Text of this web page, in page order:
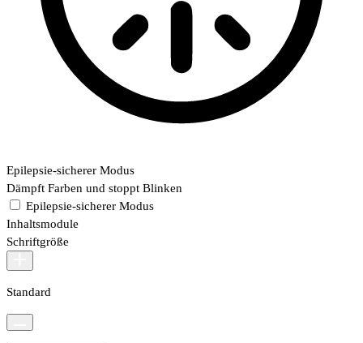
Epilepsie-sicherer Modus
Dämpft Farben und stoppt Blinken
Epilepsie-sicherer Modus
Inhaltsmodule
Schriftgröße
Standard